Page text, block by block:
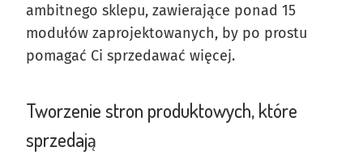
ambitnego sklepu, zawierające ponad 15
modułów zaprojektowanych, by po prostu
pomagać Ci sprzedawać więcej.
Tworzenie stron produktowych, które
sprzedają